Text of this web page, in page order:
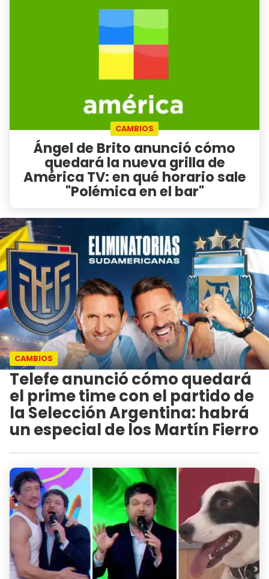
CAMBIOS
Ángel de Brito anunció cómo
quedará la nueva grilla de
América TV: en qué horario sale
"Polémica en el bar"
CAMBIOS
Telefe anunció cómo quedará
el prime time con el partido de
la Selección Argentina: habrá
un especial de los Martín Fierro